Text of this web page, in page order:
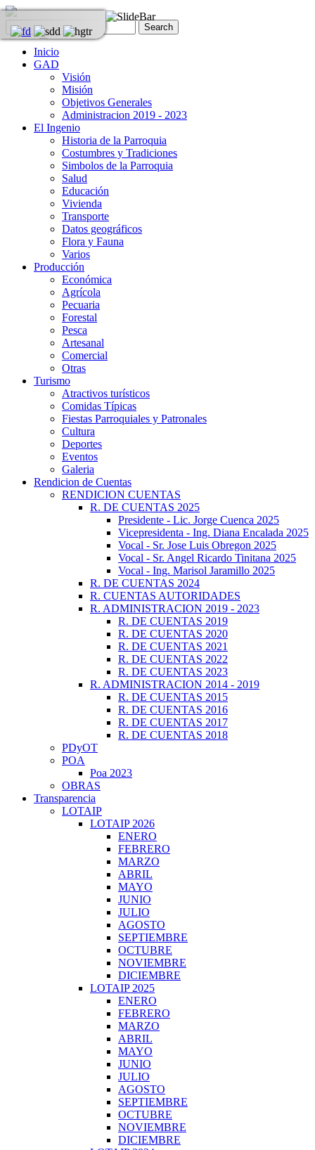
Inicio
GAD
Visión
Misión
Objetivos Generales
Administracion 2019 - 2023
El Ingenio
Historia de la Parroquia
Costumbres y Tradiciones
Simbolos de la Parroquia
Salud
Educación
Vivienda
Transporte
Datos geográficos
Flora y Fauna
Varios
Producción
Económica
Agrícola
Pecuaria
Forestal
Pesca
Artesanal
Comercial
Otras
Turismo
Atractivos turísticos
Comidas Típicas
Fiestas Parroquiales y Patronales
Cultura
Deportes
Eventos
Galeria
Rendicion de Cuentas
RENDICION CUENTAS
R. DE CUENTAS 2025
Presidente - Lic. Jorge Cuenca 2025
Vicepresidenta - Ing. Diana Encalada 2025
Vocal - Sr. Jose Luis Obregon 2025
Vocal - Sr. Angel Ricardo Tinitana 2025
Vocal - Ing. Marisol Jaramillo 2025
R. DE CUENTAS 2024
R. CUENTAS AUTORIDADES
R. ADMINISTRACION 2019 - 2023
R. DE CUENTAS 2019
R. DE CUENTAS 2020
R. DE CUENTAS 2021
R. DE CUENTAS 2022
R. DE CUENTAS 2023
R. ADMINISTRACION 2014 - 2019
R. DE CUENTAS 2015
R. DE CUENTAS 2016
R. DE CUENTAS 2017
R. DE CUENTAS 2018
PDyOT
POA
Poa 2023
OBRAS
Transparencia
LOTAIP
LOTAIP 2026
ENERO
FEBRERO
MARZO
ABRIL
MAYO
JUNIO
JULIO
AGOSTO
SEPTIEMBRE
OCTUBRE
NOVIEMBRE
DICIEMBRE
LOTAIP 2025
ENERO
FEBRERO
MARZO
ABRIL
MAYO
JUNIO
JULIO
AGOSTO
SEPTIEMBRE
OCTUBRE
NOVIEMBRE
DICIEMBRE